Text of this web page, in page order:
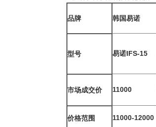
品牌 韩国易诺
型号 易诺IFS-15
市场成交价 11000
价格范围 11000-12000